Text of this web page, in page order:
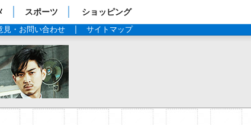
スポーツ ショッピング
見・お問い合わせ サイトマップ